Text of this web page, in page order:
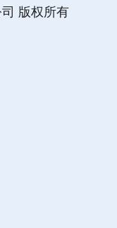
版权所有